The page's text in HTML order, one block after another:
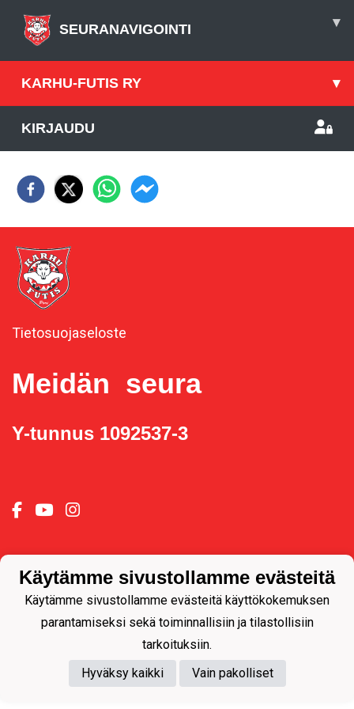
SEURANAVIGOINTI ▾
KARHU-FUTIS RY ▾
KIRJAUDU
Tietosuojaseloste
Meidän seura
Y-tunnus 1092537-3
Powered by
Käytämme sivustollamme evästeitä
Käytämme sivustollamme evästeitä käyttökokemuksen
parantamiseksi sekä toiminnallisiin ja tilastollisiin
tarkoituksiin.
Hyväksy kaikki
Vain pakolliset